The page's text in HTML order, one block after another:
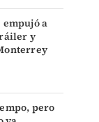
empujó a
y
pero